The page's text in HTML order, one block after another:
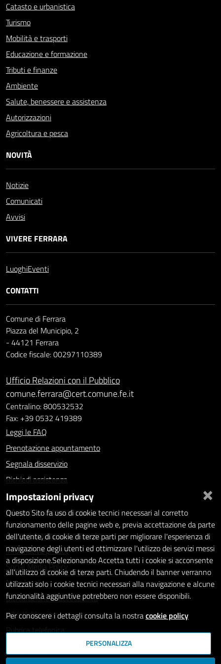
Catasto e urbanistica
Turismo
Mobilità e trasporti
Educazione e formazione
Tributi e finanze
Ambiente
Salute, benessere e assistenza
Autorizzazioni
Agricoltura e pesca
NOVITÀ
Notizie
Comunicati
Avvisi
VIVERE FERRARA
LuoghiEventi
CONTATTI
Comune di Ferrara
Piazza del Municipio, 2
- 44121 Ferrara
Codice fiscale: 00297110389
Ufficio Relazioni con il Pubblico
comune.ferrara@cert.comune.fe.it
Centralino: 800532532
Fax: +39 0532 419389
Leggi le FAQ
Prenotazione appuntamento
Segnala disservizio
Richiedi assistenza
Statistiche dei Siti web
Intranet - accesso riservato
Amministrazione trasparente
Informativa privacy
Social Media Policy
Note legali
Dichiarazione di accessibilità
Whistleblowing
Rubrica telefonica
SEGUICI SU
×
Impostazioni privacy
Questo Sito fa uso di cookie tecnici necessari al corretto
funzionamento delle pagine web e, previa accettazione da parte
dell'utente, di cookie di terze parti per migliorare l'esperienza di
navigazione degli utenti ed ottimizzare l'utilizzo dei servizi messi
a disposizione.Selezionando Accetta tutti i cookie si acconsente
all'utilizzo di cookie di terze parti. Chiudendo il banner verranno
utilizzati solo i cookie tecnici necessari alla navigazione e alcune
funzionalità aggiuntive potrebbero non essere disponibili.
Per conoscere i dettagli consulta la nostracookie policy
PERSONALIZZA